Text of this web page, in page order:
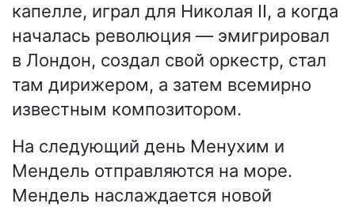
капелле, играл для Николая II, а когда
началась революция — эмигрировал
в Лондон, создал свой оркестр, стал
там дирижером, а затем всемирно
известным композитором.
На следующий день Менухим и
Мендель отправляются на море.
Мендель наслаждается новой